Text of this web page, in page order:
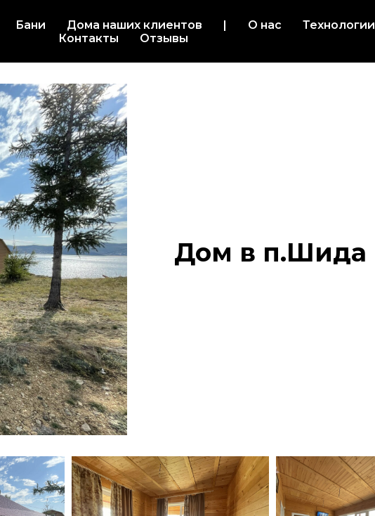
Бани Дома наших клиентов | О нас
Технологии
Контакты
Отзывы
Дом в п.Шида